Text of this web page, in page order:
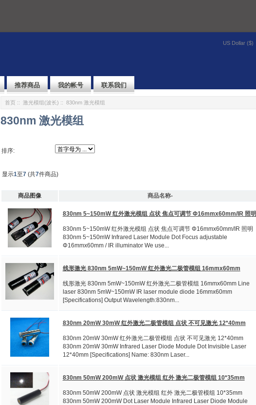
US Dollar ($)
推荐商品 我的帐号 联系我们
首页 :: 激光模组(波长) :: 830nm 激光模组
830nm 激光模组
排序:
显示1至7(共7件商品)
商品图像 商品名称-
830nm 5~150mW 红外激光模组 点状 焦点可调节 Φ16mmx60mm/IR 照明
830nm 5~150mW 红外激光模组 点状 焦点可调节 Φ16mmx60mm/IR 照明
830nm 5~150mW Infrared Laser Module Dot Focus adjustable
Φ16mmx60mm / IR illuminator We use...
线形激光 830nm 5mW~150mW 红外激光二极管模组 16mmx60mm
线形激光 830nm 5mW~150mW 红外激光二极管模组 16mmx60mm Line
laser 830nm 5mW~150mW IR laser module diode 16mmx60mm
[Specifications] Output Wavelength:830nm...
830nm 20mW 30mW 红外激光二极管模组 点状 不可见激光 12*40mm
830nm 20mW 30mW 红外激光二极管模组 点状 不可见激光 12*40mm
830nm 20mW 30mW Infrared Laser Diode Module Dot Invisible Laser
12*40mm [Specifications] Name: 830nm Laser...
830nm 50mW 200mW 点状 激光模组 红外 激光二极管模组 10*35mm
830nm 50mW 200mW 点状 激光模组 红外 激光二极管模组 10*35mm
830nm 50mW 200mW Dot Laser Module Infrared Laser Diode Module